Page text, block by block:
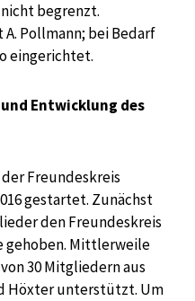
begrenzt.
Pollmann; bei Bedarf
eingerichtet.
Entwicklung des
Freundeskreis
gestartet. Zunächst
den Freundeskreis
gehoben. Mittlerweile
30 Mitgliedern aus
Höxter unterstützt. Um